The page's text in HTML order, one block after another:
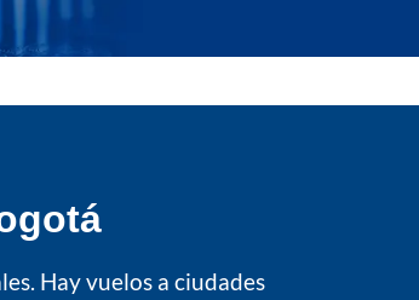
Hay vuelos a ciudades